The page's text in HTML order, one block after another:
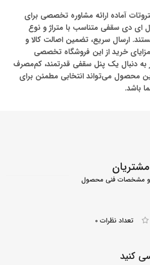
آماده ارائه مشاوره تخصصی برای
ای دی سقفی متناسب با متراژ و نوع
ارسال سریع، تضمین اصالت کالا و
خرید از این فروشگاه تخصصی
دنبال یک پنل سقفی قدرتمند، کم‌مصرف
محصول می‌تواند انتخابی مطمئن برای
باشد.
مشخصات فنی محصول
تعداد نظرات 0
کنید